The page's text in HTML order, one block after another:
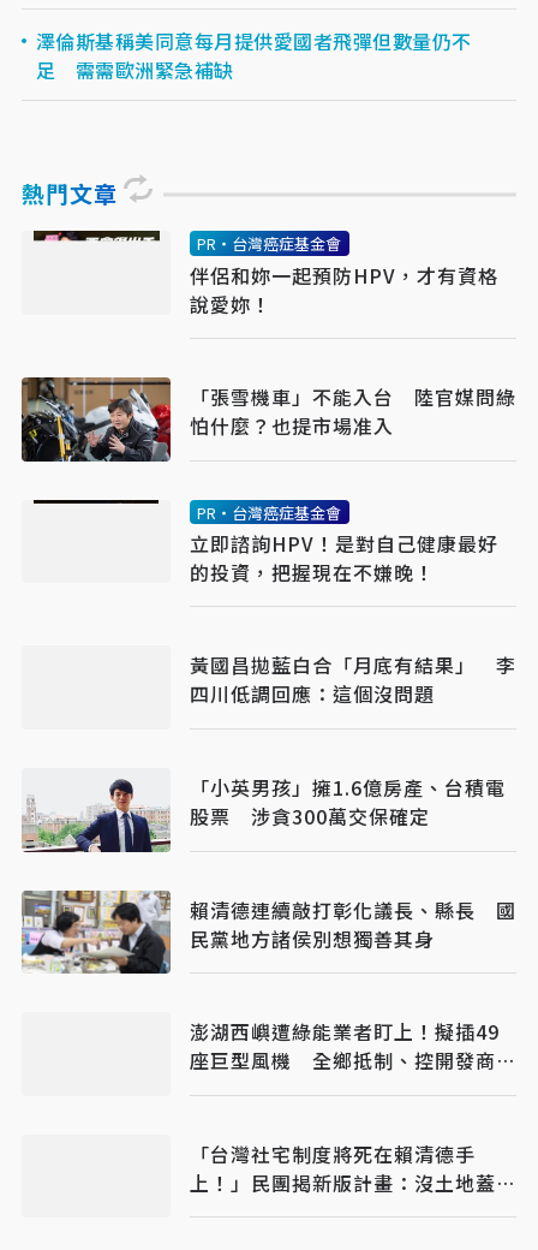
澤倫斯基稱美同意每月提供愛國者飛彈但數量仍不
足 需需歐洲緊急補缺
熱門文章
PR・台灣癌症基金會
伴侶和妳一起預防HPV，才有資格
說愛妳！
「張雪機車」不能入台 陸官媒問綠
怕什麼？也提市場准入
PR・台灣癌症基金會
立即諮詢HPV！是對自己健康最好
的投資，把握現在不嫌晚！
黃國昌拋藍白合「月底有結果」 李
四川低調回應：這個沒問題
「小英男孩」擁1.6億房產、台積電
股票 涉貪300萬交保確定
賴清德連續敲打彰化議長、縣長 國
民黨地方諸侯別想獨善其身
澎湖西嶼遭綠能業者盯上！擬插49
座巨型風機 全鄉抵制、控開發商打
消耗戰
「台灣社宅制度將死在賴清德手
上！」民團揭新版計畫：沒土地蓋社
宅是藉口